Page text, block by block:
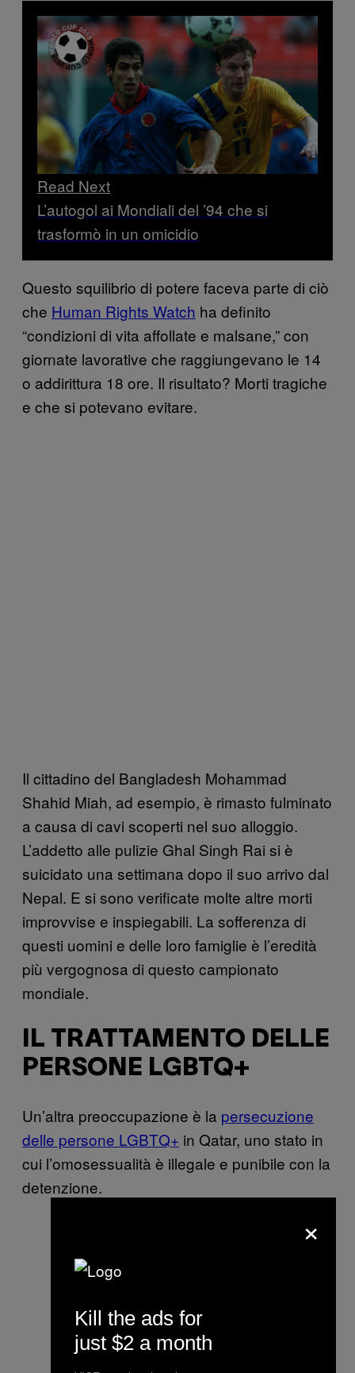
Read Next
L’autogol ai Mondiali del ’94 che si
trasformò in un omicidio
Questo squilibrio di potere faceva parte di ciò
che Human Rights Watch ha definito
“condizioni di vita affollate e malsane,” con
giornate lavorative che raggiungevano le 14
o addirittura 18 ore. Il risultato? Morti tragiche
e che si potevano evitare.
Il cittadino del Bangladesh Mohammad
Shahid Miah, ad esempio, è rimasto fulminato
a causa di cavi scoperti nel suo alloggio.
L’addetto alle pulizie Ghal Singh Rai si è
suicidato una settimana dopo il suo arrivo dal
Nepal. E si sono verificate molte altre morti
improvvise e inspiegabili. La sofferenza di
questi uomini e delle loro famiglie è l’eredità
più vergognosa di questo campionato
mondiale.
IL TRATTAMENTO DELLE
PERSONE LGBTQ+
Un’altra preoccupazione è la persecuzione
delle persone LGBTQ+ in Qatar, uno stato in
cui l’omosessualità è illegale e punibile con la
detenzione.
×
Kill the ads for
just $2 a month